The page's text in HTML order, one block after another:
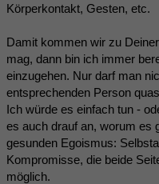
Körperkontakt, Gesten, etc.
Damit kommen wir zu
mag, dann bin ich immer
einzugehen. Nur darf man
entsprechenden Person
Ich würde es einfach tun -
es auch drauf an, worum es
gesunden Egoismus:
Kompromisse, die beide
möglich.